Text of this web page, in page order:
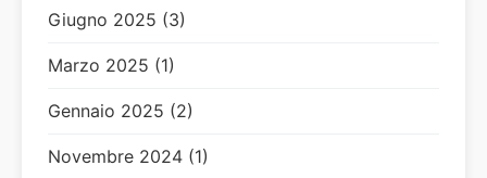
Giugno 2025 (3)
Marzo 2025 (1)
Gennaio 2025 (2)
Novembre 2024 (1)